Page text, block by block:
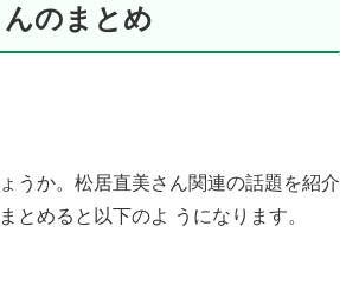
のまとめ
うか。松居直美さん関連の話題を紹介
とめると以下のよ うになります。